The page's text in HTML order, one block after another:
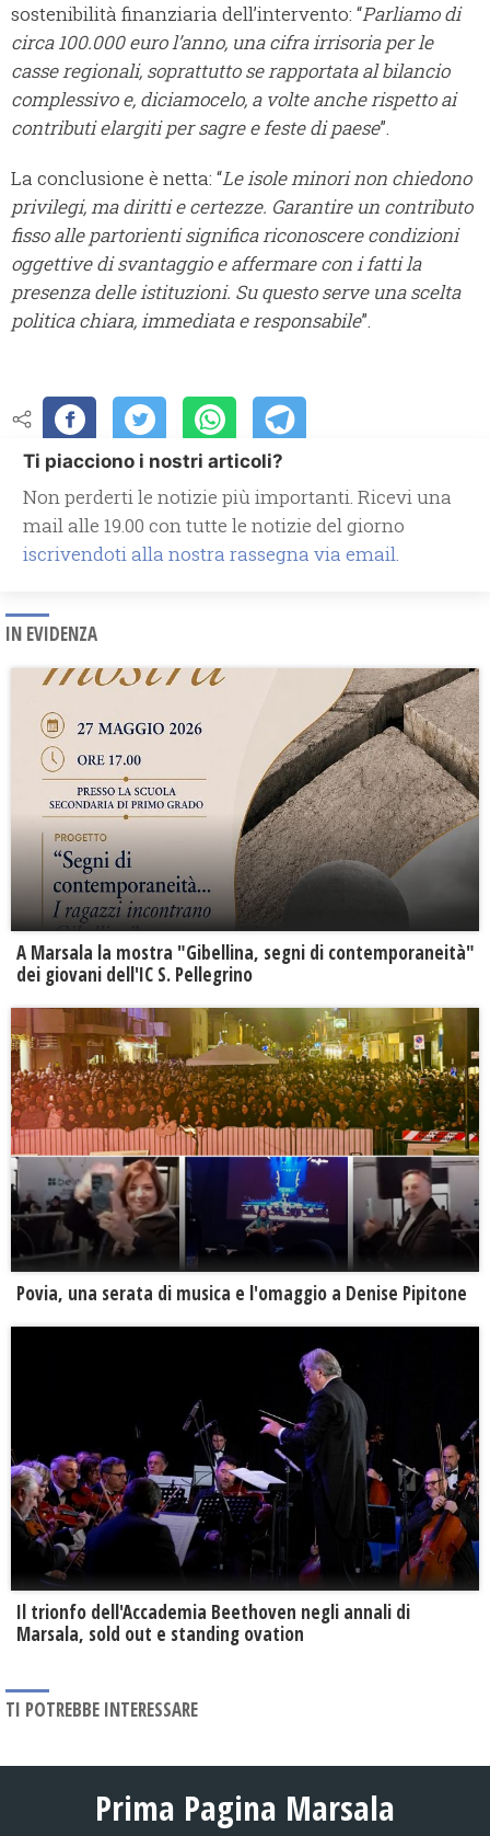
sostenibilità finanziaria dell’intervento: “Parliamo di
circa 100.000 euro l’anno, una cifra irrisoria per le
casse regionali, soprattutto se rapportata al bilancio
complessivo e, diciamocelo, a volte anche rispetto ai
contributi elargiti per sagre e feste di paese”.
La conclusione è netta: “Le isole minori non chiedono
privilegi, ma diritti e certezze. Garantire un contributo
fisso alle partorienti significa riconoscere condizioni
oggettive di svantaggio e affermare con i fatti la
presenza delle istituzioni. Su questo serve una scelta
politica chiara, immediata e responsabile”.
Ti piacciono i nostri articoli?
Non perderti le notizie più importanti. Ricevi una
mail alle 19.00 con tutte le notizie del giorno
iscrivendoti alla nostra rassegna via email.
IN EVIDENZA
A Marsala la mostra "Gibellina, segni di contemporaneità"
dei giovani dell'IC S. Pellegrino
Povia, una serata di musica e l'omaggio a Denise Pipitone
Il trionfo dell'Accademia Beethoven negli annali di
Marsala, sold out e standing ovation
TI POTREBBE INTERESSARE
Prima Pagina Marsala